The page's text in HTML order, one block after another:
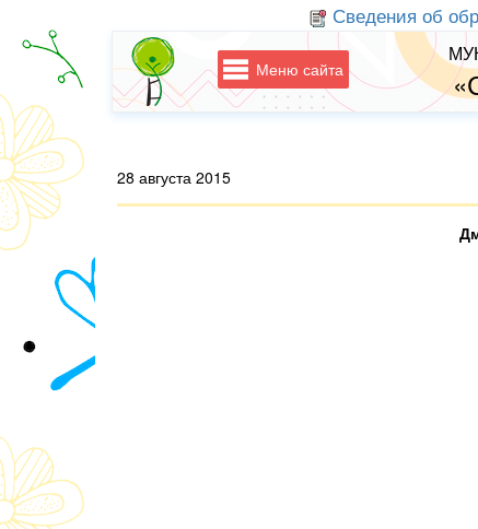
Сведения об
Меню сайта
28 августа 2015